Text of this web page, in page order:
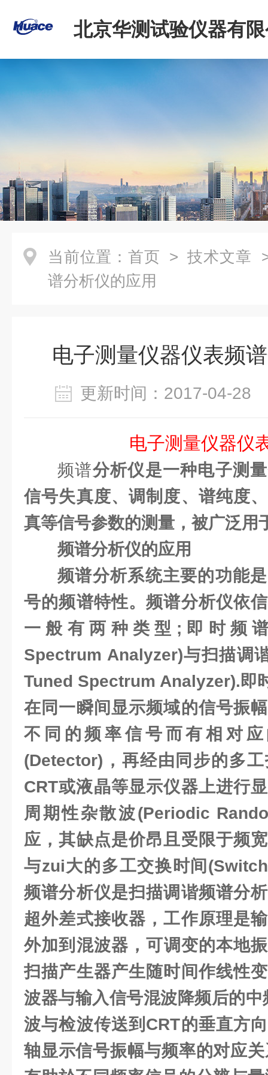
北京华测试验仪器有
当前位置： 首页 > 技术文章
谱分析仪的应用
电子测量仪器仪表频
更新时间：2017-04-
电子测量仪器仪
频谱分析仪是一种电子测
信号失真度、调制度、谱纯度
真等信号参数的测量，被广泛用
频谱分析仪的应用
频谱分析系统主要的功能
号的频谱特性。频谱分析仪依
一般有两种类型;即时频谱
Spectrum Analyzer)与扫描调
Tuned Spectrum Analyzer).即
在同一瞬间显示频域的信号振
不同的频率信号而有相对
(Detector)，再经由同步的多
CRT或液晶等显示仪器上进行
周期性杂散波(Periodic
应，其缺点是价昂且受限于频
与zui大的多工交换时间
频谱分析仪是扫描调谐频谱分
超外差式接收器，工作原理是
外加到混波器，可调变的本地
扫描产生器产生随时间作线性
波器与输入信号混波降频后的
波与检波传送到CRT的垂直方
轴显示信号振幅与频率的对应